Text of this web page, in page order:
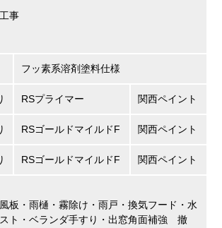
事
フッ素系溶剤塗料仕様
RSプライマー 関西ペイント
RSゴールドマイルドF 関西ペイント
RSゴールドマイルドF 関西ペイント
板・雨樋・霧除け・雨戸・換気フード・水
ト・ベランダ手すり・出窓角面補強 撤